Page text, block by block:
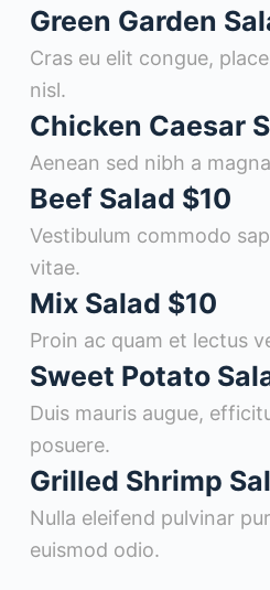
Green Garden
Cras eu elit congue,
nisl.
Chicken Caesar
Aenean sed nibh a
Beef Salad $10
Vestibulum commodo
vitae.
Mix Salad $10
Proin ac quam et lectus
Sweet Potato
Duis mauris augue,
posuere.
Grilled Shrimp
Nulla eleifend pulvinar
euismod odio.